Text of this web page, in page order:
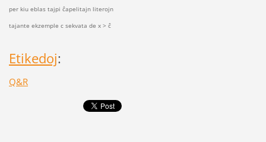
per kiu eblas tajpi ĉapelitajn literojn
tajante ekzemple c sekvata de x > ĉ
Etikedoj:
Q&R